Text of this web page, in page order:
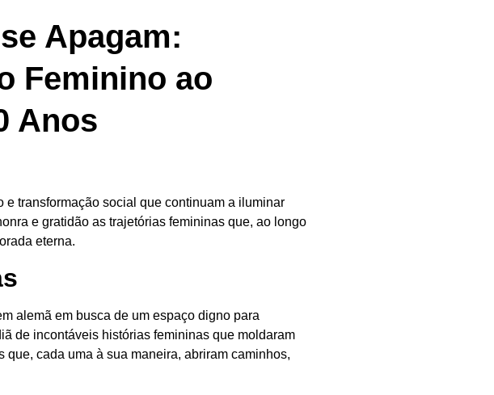
Apagam:
Feminino ao
Anos
e transformação social que continuam a iluminar
e gratidão as trajetórias femininas que, ao longo
eterna.
alemã em busca de um espaço digno para
de incontáveis histórias femininas que moldaram
cada uma à sua maneira, abriram caminhos,